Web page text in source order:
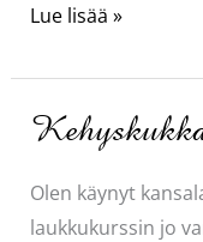
Kehyskukkaro
Lue lisää »
Olen käynyt
laukkukurssin jo